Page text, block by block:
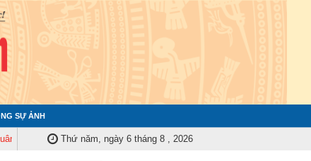
SỰ ẢNH
ương tập huấn nghiệp vụ công tác kiểm tra, giám sát năm 2025
Thứ năm, ngày 6 tháng 8 , 2026